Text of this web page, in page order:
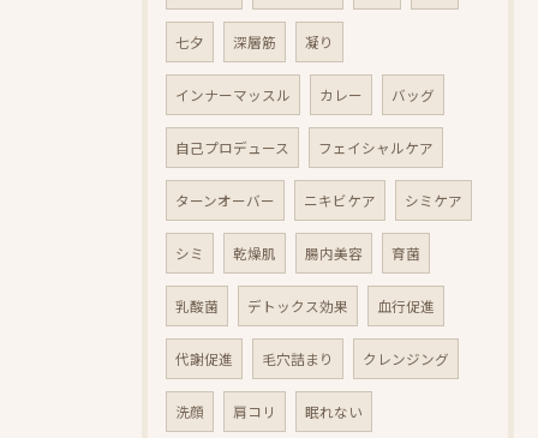
七夕 深層筋 凝り
インナーマッスル カレー バッグ
自己プロデュース フェイシャルケア
ターンオーバー ニキビケア シミケア
シミ 乾燥肌 腸内美容 育菌
乳酸菌 デトックス効果 血行促進
代謝促進 毛穴詰まり クレンジング
洗顔 肩コリ 眠れない